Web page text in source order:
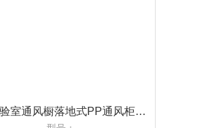
济宁实验室通风橱落地式PP通风柜定制 盛翔